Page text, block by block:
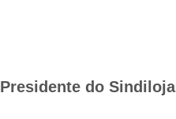
Presidente do